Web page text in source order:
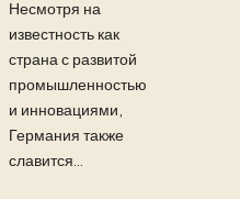
Несмотря на
известность как
страна с развитой
промышленностью
и инновациями,
Германия также
славится...